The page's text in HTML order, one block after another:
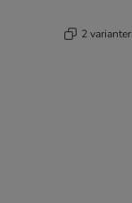
2 varianter